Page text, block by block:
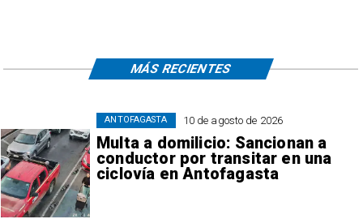
10 de agosto de 2026
Multa a domilicio: Sancionan a
conductor por transitar en una
ciclovía en Antofagasta
ANTOFAGASTA
MÁS RECIENTES